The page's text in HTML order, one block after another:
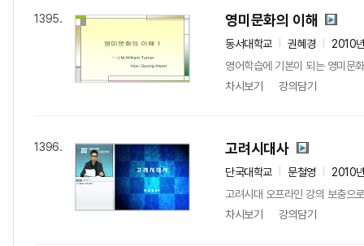
1395. 영미문화의 이해
동서대학교 권혜경
2010
영어학습에 기본이 되는 영미문
차시보기
강의담기
1396. 고려시대사
단국대학교 문철영
2010
고려시대 오프라인 강의 보충으
차시보기
강의담기